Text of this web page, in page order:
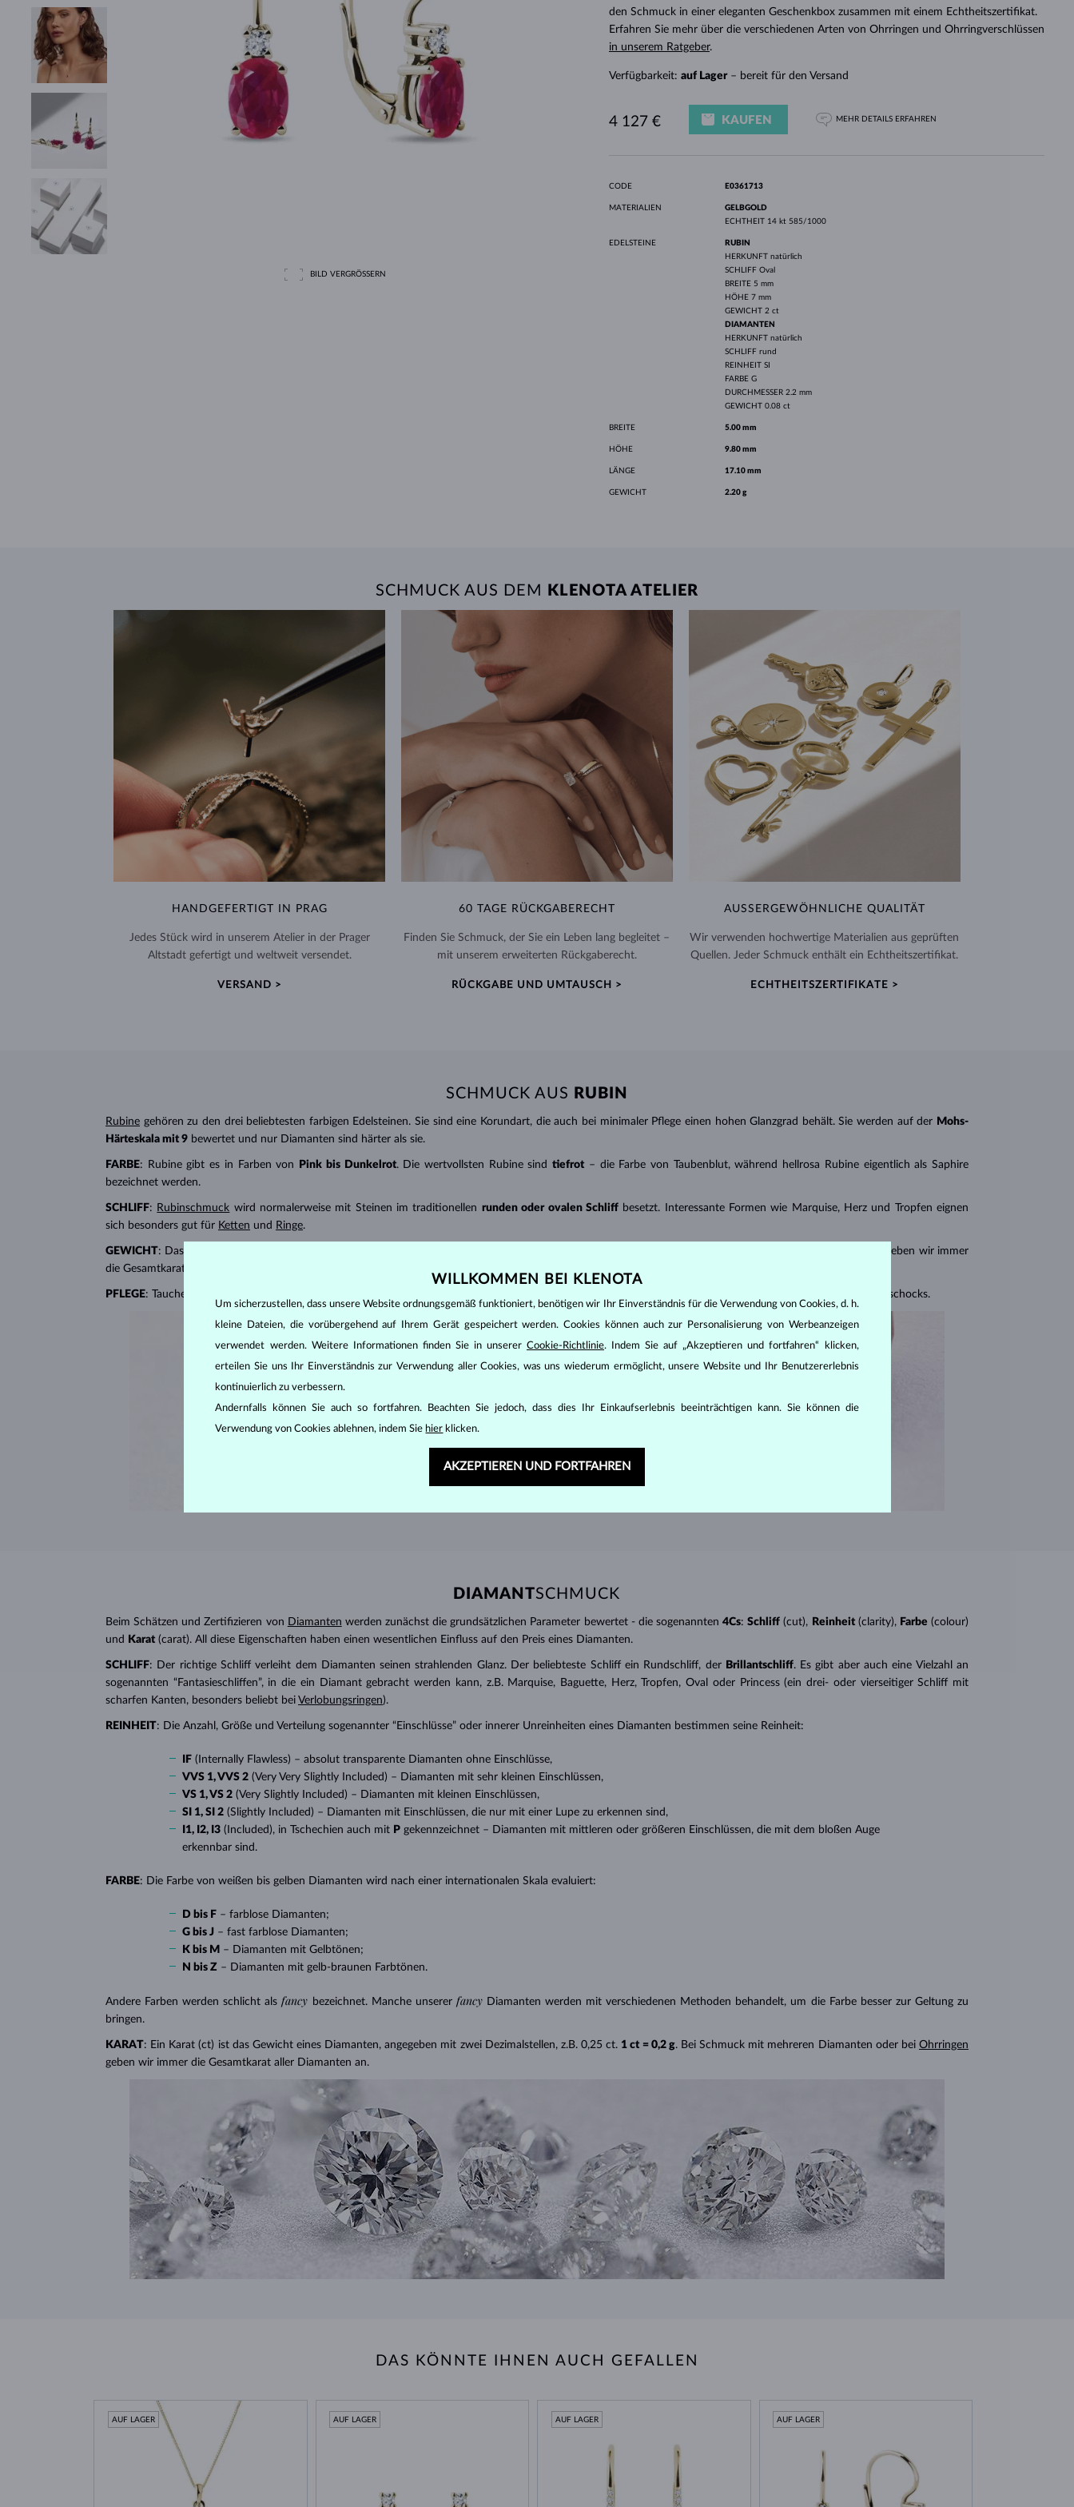
HALO-DESIGN
ORIGINELLE SETS
EINZELOHRRINGE WEISSGOLD
GELBGOLD
ROSÉGOLD
ROSÉGOLD
MAGNETISCHE HALSKETTEN
DURCHSEHEN
SÜSSWASSERPERLEN
LÜNETTENFASSUNG WEISSGOLD
ROSÉGOLD
GRAVIERBARER SCHMUCK
LETNÍ VRSTVENÍ
FÜR DIE MUTTER GESCHENKIDEEN
BILD VERGRÖSSERN
den Schmuck in einer eleganten Geschenkbox zusammen mit einem Echtheitszertifikat.
Erfahren Sie mehr über die verschiedenen Arten von Ohrringen und Ohrringverschlüssen
in unserem Ratgeber.
Verfügbarkeit: auf Lager– bereit für den Versand
4 127 € KAUFEN MEHR DETAILS ERFAHREN
CODE E0361713
MATERIALIEN
GELBGOLD
ECHTHEIT 14 kt 585/1000
EDELSTEINE
RUBIN
HERKUNFT natürlich
SCHLIFF Oval
BREITE 5 mm
HÖHE 7 mm
GEWICHT 2 ct
DIAMANTEN
HERKUNFT natürlich
SCHLIFF rund
REINHEIT SI
FARBE G
DURCHMESSER 2.2 mm
GEWICHT 0.08 ct
BREITE 5.00 mm
HÖHE 9.80 mm
LÄNGE 17.10 mm
GEWICHT 2.20 g
SCHMUCK AUS DEM KLENOTA ATELIER
HANDGEFERTIGT IN PRAG
Jedes Stück wird in unserem Atelier in der Prager
Altstadt gefertigt und weltweit versendet.
VERSAND >
60 TAGE RÜCKGABERECHT
Finden Sie Schmuck, der Sie ein Leben lang begleitet –
mit unserem erweiterten Rückgaberecht.
RÜCKGABE UND UMTAUSCH >
AUSSERGEWÖHNLICHE QUALITÄT
Wir verwenden hochwertige Materialien aus geprüften
Quellen. Jeder Schmuck enthält ein Echtheitszertifikat.
ECHTHEITSZERTIFIKATE >
SCHMUCK AUS RUBIN
Rubine gehören zu den drei beliebtesten farbigen Edelsteinen. Sie sind eine Korundart, die auch bei minimaler Pflege einen hohen Glanzgrad behält. Sie werden auf der Mohs-
Härteskala mit 9 bewertet und nur Diamanten sind härter als sie.
FARBE: Rubine gibt es in Farben von Pink bis Dunkelrot. Die wertvollsten Rubine sind tiefrot – die Farbe von Taubenblut, während hellrosa Rubine eigentlich als Saphire
bezeichnet werden.
SCHLIFF: Rubinschmuck wird normalerweise mit Steinen im traditionellen runden oder ovalen Schliff besetzt. Interessante Formen wie Marquise, Herz und Tropfen eignen
sich besonders gut für Ketten und Ringe.
GEWICHT: Das Gewicht eines Rubins wird in Karat (ct) mit 2 Dezimalstellen ausgedrückt –
und Schmuck mit mehreren Rubinen geben wir immer
die Gesamtkaratzahl aller Steine ​​an.
PFLEGE: Tauchen Sie Rubinschmuck in warmes Seifenwasser und reinigen Sie ihn mit einer weichen Bürste. Schützen Sie den Stein vor Druck- und Temperaturschocks.
DIAMANTSCHMUCK
Beim Schätzen und Zertifizieren von Diamanten werden zunächst die grundsätzlichen Parameter bewertet - die sogenannten 4Cs: Schliff (cut), Reinheit (clarity), Farbe (colour)
und
Karat (carat). All diese Eigenschaften haben einen wesentlichen Einfluss auf den Preis eines Diamanten.
SCHLIFF: Der richtige Schliff verleiht dem Diamanten seinen strahlenden Glanz. Der beliebteste Schliff ein Rundschliff, der Brillantschliff. Es gibt aber auch eine Vielzahl an
sogenannten “Fantasieschliffen”, in die ein Diamant gebracht werden kann, z.B. Marquise, Baguette, Herz, Tropfen, Oval oder Princess (ein drei- oder vierseitiger Schliff mit
scharfen Kanten, besonders beliebt bei Verlobungsringen).
REINHEIT: Die Anzahl, Größe und Verteilung sogenannter “Einschlüsse” oder innerer Unreinheiten eines Diamanten bestimmen seine Reinheit:
IF (Internally Flawless) – absolut transparente Diamanten ohne Einschlüsse,
VVS 1, VVS 2 (Very Very Slightly Included) – Diamanten mit sehr kleinen Einschlüssen,
VS 1, VS 2 (Very Slightly Included) – Diamanten mit kleinen Einschlüssen,
SI 1, SI 2 (Slightly Included) – Diamanten mit Einschlüssen, die nur mit einer Lupe zu erkennen sind,
I1, I2, I3 (Included), in Tschechien auch mit P gekennzeichnet – Diamanten mit mittleren oder größeren Einschlüssen, die mit dem bloßen Auge
erkennbar sind.
FARBE: Die Farbe von weißen bis gelben Diamanten wird nach einer internationalen Skala evaluiert:
D bis F – farblose Diamanten;
G bis J – fast farblose Diamanten;
K bis M – Diamanten mit Gelbtönen;
N bis Z – Diamanten mit gelb-braunen Farbtönen.
Andere Farben werden schlicht als fancy bezeichnet. Manche unserer fancy Diamanten werden mit verschiedenen Methoden behandelt, um die Farbe besser zur Geltung zu
bringen.
KARAT: Ein Karat (ct) ist das Gewicht eines Diamanten, angegeben mit zwei Dezimalstellen, z.B. 0,25 ct. 1 ct = 0,2 g. Bei Schmuck mit mehreren Diamanten oder bei Ohrringen
geben wir immer die Gesamtkarat aller Diamanten an.
DAS KÖNNTE IHNEN AUCH GEFALLEN
AUF LAGER AUF LAGER AUF LAGER AUF LAGER
WILLKOMMEN BEI KLENOTA
Um sicherzustellen, dass unsere Website ordnungsgemäß funktioniert, benötigen wir Ihr Einverständnis für die Verwendung von Cookies, d. h.
kleine Dateien, die vorübergehend auf Ihrem Gerät gespeichert werden. Cookies können auch zur Personalisierung von Werbeanzeigen
verwendet werden. Weitere Informationen finden Sie in unsererCookie-Richtlinie. Indem Sie auf „Akzeptieren und fortfahren“ klicken,
erteilen Sie uns Ihr Einverständnis zur Verwendung aller Cookies, was uns wiederum ermöglicht, unsere Website und Ihr Benutzererlebnis
kontinuierlich zu verbessern.
Andernfalls können Sie auch so fortfahren. Beachten Sie jedoch, dass dies Ihr Einkaufserlebnis beeinträchtigen kann. Sie können die
Verwendung von Cookies ablehnen, indem Sie hier klicken.
AKZEPTIEREN UND FORTFAHREN